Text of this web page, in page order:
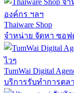
Thaiware Shop
จำหน่าย จัดหา ซอ
TumWai Digital
บริการรับทำการตล